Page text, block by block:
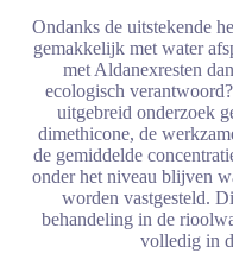
Ondanks de uitstekende
gemakkelijk met water
met Aldanexresten
ecologisch
uitgebreid onderzoek
dimethicone, de
de gemiddelde
onder het niveau blijven
worden vastgesteld.
behandeling in de
volledig in